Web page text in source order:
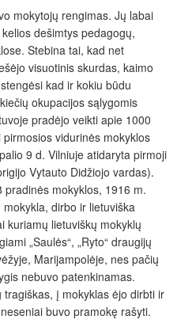
mokytojų rengimas. Jų labai
dešimtys pedagogų,
Stebina tai, kad net
visuotinis skurdas, kaimo
kad ir kokiu būdu
okupacijos sąlygomis
pradėjo veikti apie 1000
vidurinės mokyklos
9 d. Vilniuje atidaryta pirmoji
Vytauto Didžiojo vardas).
mokyklos, 1916 m.
dirbo ir lietuviška
kuriamų lietuviškų mokyklų
„Saulės“, „Ryto“ draugijų
Marijampolėje, nes pačių
nebuvo patenkinamas.
į mokyklas ėjo dirbti ir
buvo pramokę rašyti.